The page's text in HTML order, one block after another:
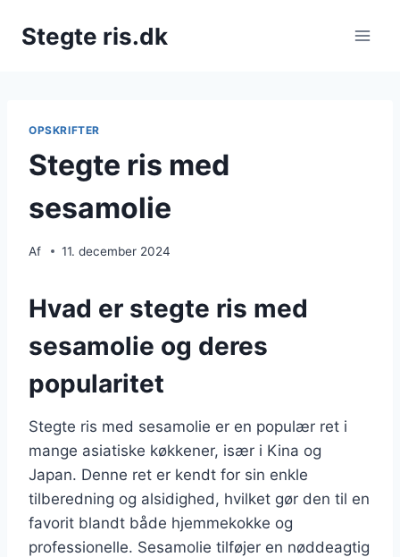
Stegte ris.dk
OPSKRIFTER
Stegte ris med
sesamolie
Af 11. december 2024
Hvad er stegte ris med
sesamolie og deres
popularitet
Stegte ris med sesamolie er en populær ret i
mange asiatiske køkkener, især i Kina og
Japan. Denne ret er kendt for sin enkle
tilberedning og alsidighed, hvilket gør den til en
favorit blandt både hjemmekokke og
professionelle. Sesamolie tilføjer en nøddeagtig